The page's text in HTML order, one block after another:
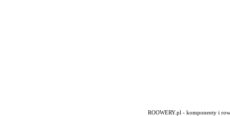
ROOWERY.pl - komponenty i